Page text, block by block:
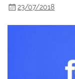
23/07/2018